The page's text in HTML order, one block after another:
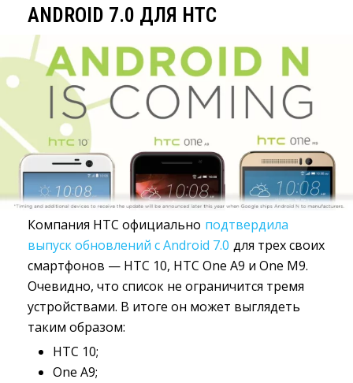
ANDROID 7.0 ДЛЯ HTC
Компания HTC официально подтвердила
выпуск обновлений с Android 7.0 для трех своих
смартфонов — HTC 10, HTC One A9 и One M9.
Очевидно, что список не ограничится тремя
устройствами. В итоге он может выглядеть
таким образом:
HTC 10;
One A9;